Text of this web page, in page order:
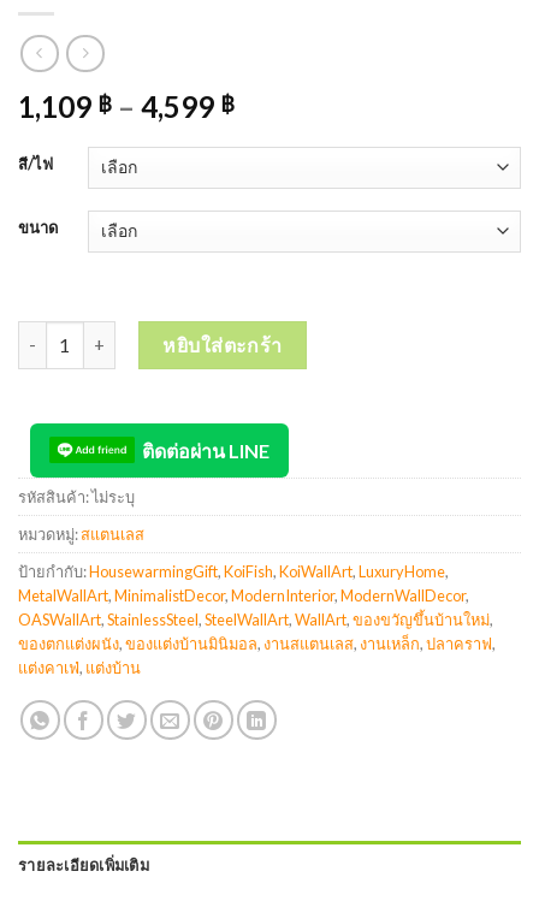
1,109 ฿ – 4,599 ฿
สี/ไฟ
ขนาด
จำนวน OAS Wall Art Koi Fish งานตกแต่งผนังเหล็กและสแตนเลส ดี
หยิบใส่ตะกร้า
ติดต่อผ่าน LINE
รหัสสินค้า:ไม่ระบุ
หมวดหมู่:สแตนเลส
ป้ายกำกับ:HousewarmingGift,KoiFish,KoiWallArt,LuxuryHome,
MetalWallArt,MinimalistDecor,ModernInterior,ModernWallDecor,
OASWallArt,StainlessSteel,SteelWallArt,WallArt,ของขวัญขึ้นบ้านใหม่,
ของตกแต่งผนัง,ของแต่งบ้านมินิมอล, งานสแตนเลส, งานเหล็ก,ปลาคราฟ,
แต่งคาเฟ่, แต่งบ้าน
รายละเอียดเพิ่มเติม